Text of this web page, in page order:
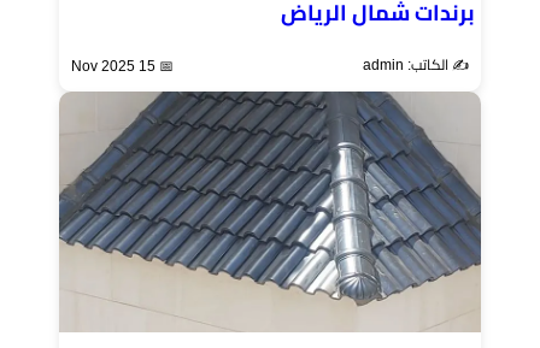
برندات شمال الرياض
✍️ الكاتب: admin 📅 15 Nov 2025